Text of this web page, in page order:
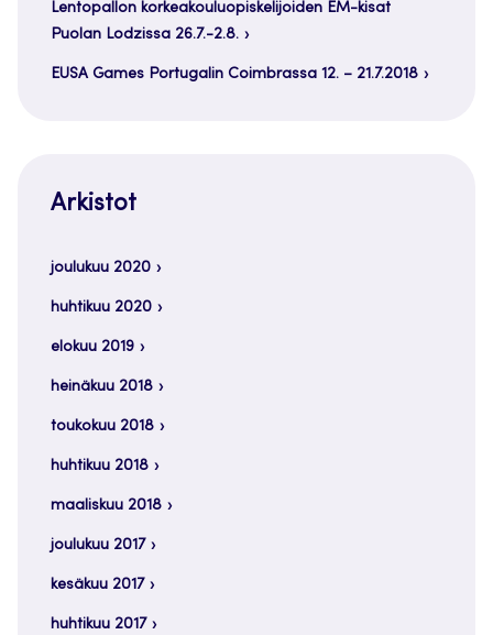
Lentopallon korkeakouluopiskelijoiden EM-kisat
Puolan Lodzissa 26.7.-2.8.
EUSA Games Portugalin Coimbrassa 12. – 21.7.2018
Arkistot
joulukuu 2020
huhtikuu 2020
elokuu 2019
heinäkuu 2018
toukokuu 2018
huhtikuu 2018
maaliskuu 2018
joulukuu 2017
kesäkuu 2017
huhtikuu 2017